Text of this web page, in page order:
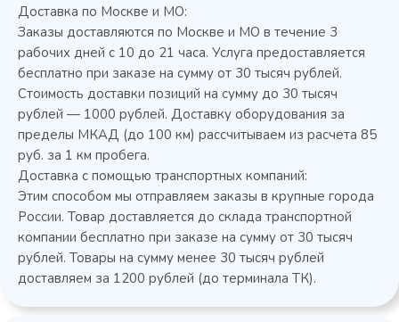
Колода разрубочная КР-5/5
Доставка по Москве и МО:
Заказы доставляются по Москве и МО в течение 3
рабочих дней с 10 до 21 часа. Услуга предоставляется
бесплатно при заказе на сумму от 30 тысяч рублей.
Стоимость доставки позиций на сумму до 30 тысяч
рублей — 1000 рублей. Доставку оборудования за
пределы МКАД (до 100 км) рассчитываем из расчета 85
руб. за 1 км пробега.
Доставка с помощью транспортных компаний:
Этим способом мы отправляем заказы в крупные города
России. Товар доставляется до склада транспортной
компании бесплатно при заказе на сумму от 30 тысяч
рублей. Товары на сумму менее 30 тысяч рублей
доставляем за 1200 рублей (до терминала ТК).